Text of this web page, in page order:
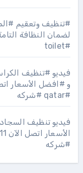
#تنظيف وتعقيم
#toilet
فيديو #تنظيف
#qatar #شركه
فيديو تنظيف
#شركه